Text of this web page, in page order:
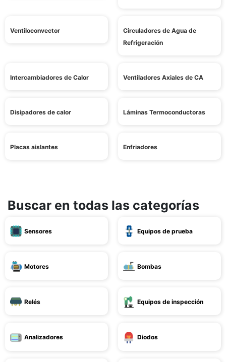
Ventiloconvector
Circuladores de Agua de
Refrigeración
Intercambiadores de Calor Ventiladores Axiales de CA
Disipadores de calor Láminas Termoconductoras
Placas aislantes Enfriadores
Buscar en todas las categorías
Sensores Equipos de prueba
Motores Bombas
Relés Equipos de inspección
Analizadores Diodos